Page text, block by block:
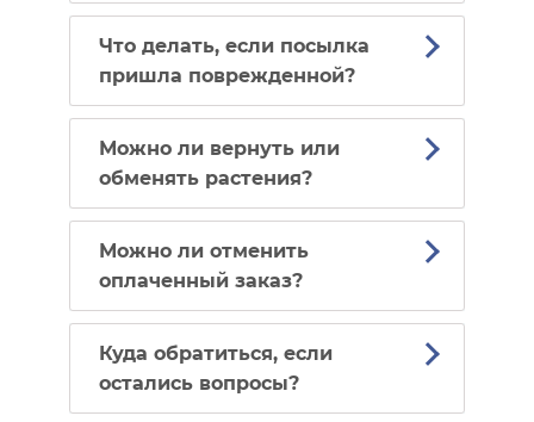
Что делать, если посылка
пришла поврежденной?
Можно ли вернуть или
обменять растения?
Можно ли отменить
оплаченный заказ?
Куда обратиться, если
остались вопросы?